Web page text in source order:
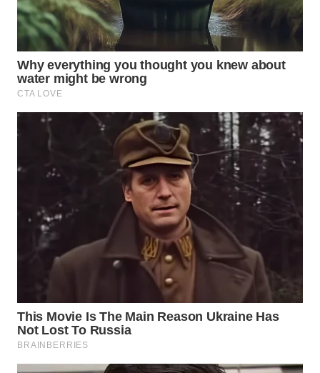
WN
NATUNA
WN
BINTAN
WN
MANDALIKA
WN
WN
LABUANBAJO
BORNEO
Wahana
Media
Group